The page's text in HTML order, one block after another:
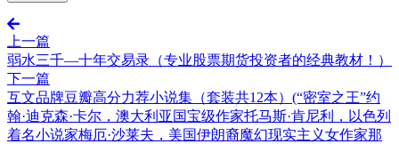
上一篇
弱水三千—十年交易录（专业股票期货投资者的经典教材！）
下一篇
互文品牌豆瓣高分力荐小说集（套装共12本）(“密室之王”约
翰·迪克森·卡尔，澳大利亚国宝级作家托马斯·肯尼利，以色列
着名小说家梅厄·沙莱夫，美国伊朗裔魔幻现实主义女作家那